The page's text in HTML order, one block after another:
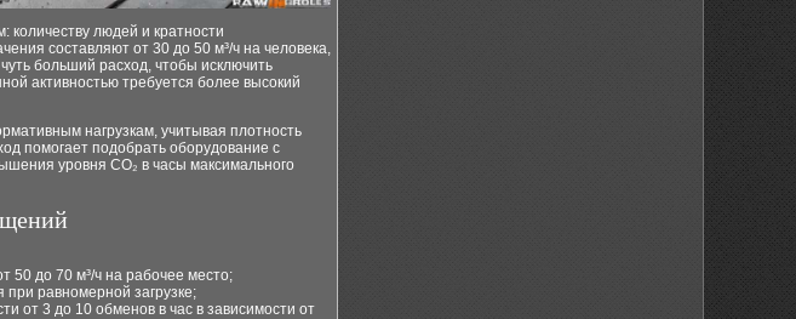
людей и кратности
составляют от 30 до 50 м³/ч на человека,
больший расход, чтобы исключить
активностью требуется более высокий
нагрузкам, учитывая плотность
помогает подобрать оборудование с
уровня CO₂ в часы максимального
50 до 70 м³/ч на рабочее место;
при равномерной загрузке;
от 3 до 10 обменов в час в зависимости от